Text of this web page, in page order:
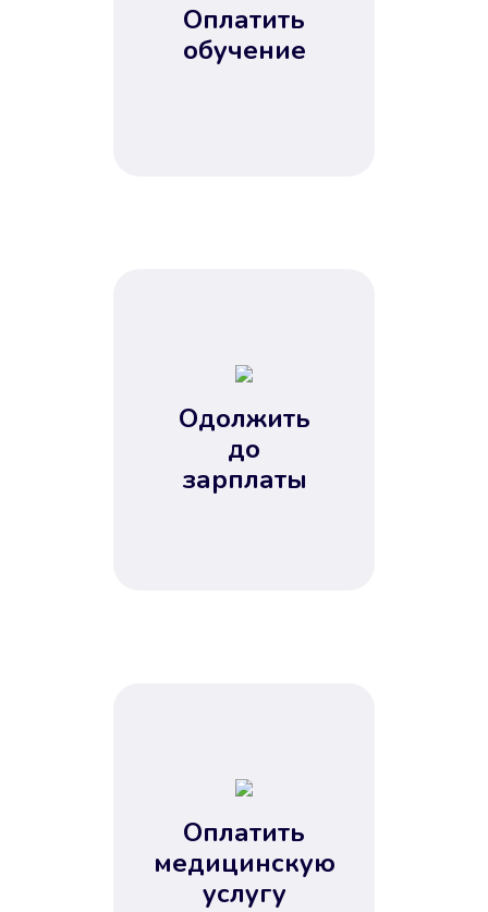
Оплатить
обучение
Одолжить
до
зарплаты
Оплатить
медицинскую
услугу